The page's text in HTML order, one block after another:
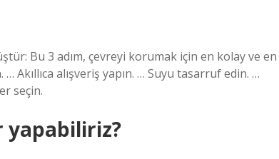
Bu 3 adım, çevreyi korumak için en kolay ve en
Akıllıca alışveriş yapın. … Suyu tasarruf edin. …
seçin.
yapabiliriz?